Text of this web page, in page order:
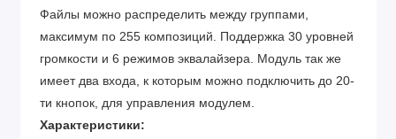
Файлы можно распределить между группами,
максимум по 255 композиций. Поддержка 30 уровней
громкости и 6 режимов эквалайзера. Модуль так же
имеет два входа, к которым можно подключить до 20-
ти кнопок, для управления модулем.
Характеристики: